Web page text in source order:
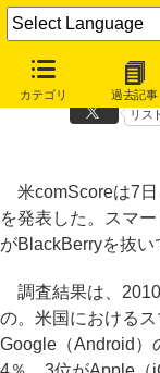
カテゴリ 過去記事
米スマートフォン市
リス
米comScoreは7日
を発表した。スマ
がBlackBerryを抜い
調査結果は、
の。米国における
Google（Android）